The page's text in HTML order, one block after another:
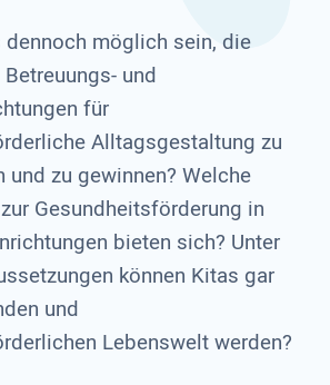
möglich sein, die
und
für
Alltagsgestaltung zu
zu gewinnen? Welche
Gesundheitsförderung in
bieten sich? Unter
können Kitas gar
und
Lebenswelt werden?